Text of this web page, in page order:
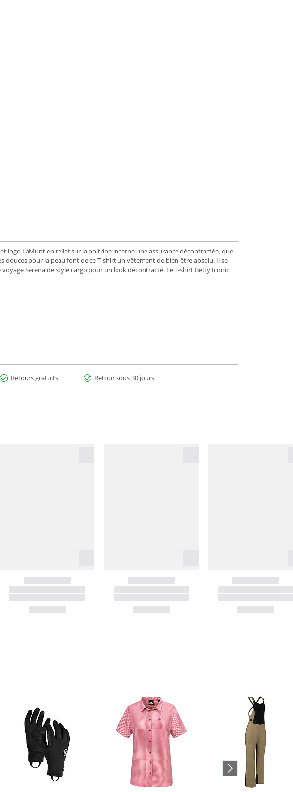
logo LaMunt en relief sur la poitrine incarne une assurance décontractée, que
pour la peau font de ce T-shirt un vêtement de bien-être absolu. Il se
Serena de style cargo pour un look décontracté. Le T-shirt Betty Iconic
Retours gratuits Retour sous 30 jours